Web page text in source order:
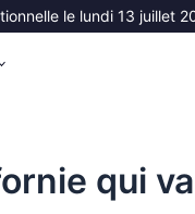
le lundi 13 juillet
qui